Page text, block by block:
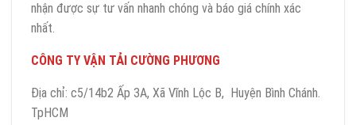
nhận được sự tư vấn nhanh chóng và báo giá chính xác
nhất.
CÔNG TY VẬN TẢI CƯỜNG PHƯƠNG
Địa chỉ: c5/14b2 Ấp 3A, Xã Vĩnh Lộc B, Huyện Bình Chánh.
TpHCM